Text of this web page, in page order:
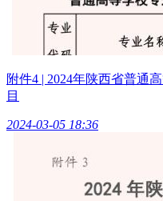
附件4 | 2024年陕西省普通
目
2024-03-05 18:36